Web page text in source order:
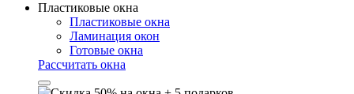
Пластиковые окна
Пластиковые окна
Ламинация окон
Готовые окна
Рассчитать окна